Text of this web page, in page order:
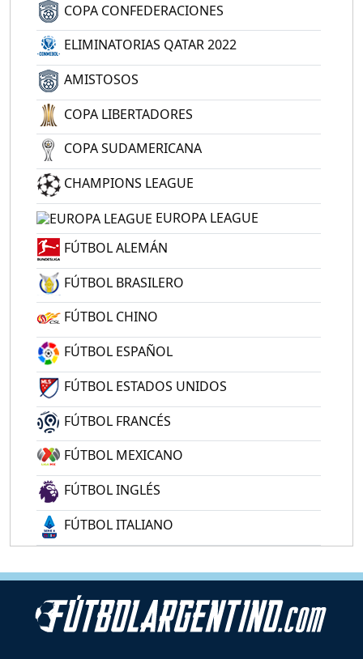
COPA CONFEDERACIONES
ELIMINATORIAS QATAR 2022
AMISTOSOS
COPA LIBERTADORES
COPA SUDAMERICANA
CHAMPIONS LEAGUE
EUROPA LEAGUE
FÚTBOL ALEMÁN
FÚTBOL BRASILERO
FÚTBOL CHINO
FÚTBOL ESPAÑOL
FÚTBOL ESTADOS UNIDOS
FÚTBOL FRANCÉS
FÚTBOL MEXICANO
FÚTBOL INGLÉS
FÚTBOL ITALIANO